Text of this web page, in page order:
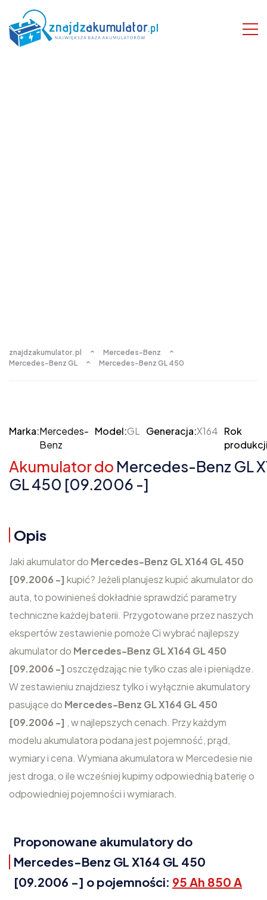
znajdzakumulator.pl
Mercedes-Benz
Mercedes-Benz GL
Mercedes-Benz GL 450
Marka:Mercedes-
Benz
Model:GL Generacja:X164 Rok
Akumulator do Mercedes-Benz GL
GL 450 [09.2006 -]
Opis
Jaki akumulator do Mercedes-Benz GL X164 GL 450
[09.2006 -] kupić? Jeżeli planujesz kupić akumulator do
auta, to powinieneś dokładnie sprawdzić parametry
techniczne każdej baterii. Przygotowane przez naszych
ekspertów zestawienie pomoże Ci wybrać najlepszy
akumulator do Mercedes-Benz GL X164 GL 450
[09.2006 -] oszczędzając nie tylko czas ale i pieniądze.
W zestawieniu znajdziesz tylko i wyłącznie akumulatory
pasujące do Mercedes-Benz GL X164 GL 450
[09.2006 -] , w najlepszych cenach. Przy każdym
modelu akumulatora podana jest pojemność, prąd,
wymiary i cena. Wymiana akumulatora w Mercedesie nie
jest droga, o ile wcześniej kupimy odpowiednią baterię o
odpowiedniej pojemności i wymiarach.
Proponowane akumulatory do
Mercedes-Benz GL X164 GL 450
[09.2006 -] o pojemności: 95 Ah 850 A